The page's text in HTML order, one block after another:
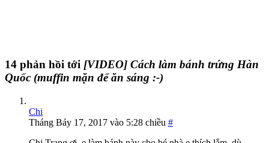
14 phản hồi tới [VIDEO] Cách làm bánh trứng Hàn
Quốc (muffin mặn để ăn sáng :-)
Chi
Tháng Bảy 17, 2017 vào 5:28 chiều #